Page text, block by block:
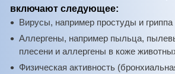
включают следующее:
Вирусы, например простуды и гриппа
Аллергены, например пыльца,
плесени и аллергены в коже
Физическая активность